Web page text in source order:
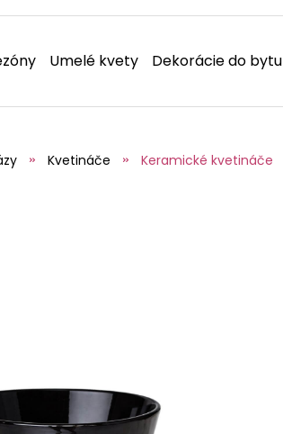
Umelé kvety Dekorácie do bytu
Kvetináče Keramické kvetináče